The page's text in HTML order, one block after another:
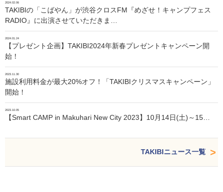
2024.02.06
TAKIBIの「こばやん」が渋谷クロスFM『めざせ！キャンプフェス
RADIO』に出演させていただきま…
2024.01.24
【プレゼント企画】TAKIBI2024年新春プレゼントキャンペーン開
始！
2023.11.30
施設利用料金が最大20%オフ！「TAKIBIクリスマスキャンペーン」
開始！
2023.10.05
【Smart CAMP in Makuhari New City 2023】10月14日(土)～15…
TAKIBIニュース一覧